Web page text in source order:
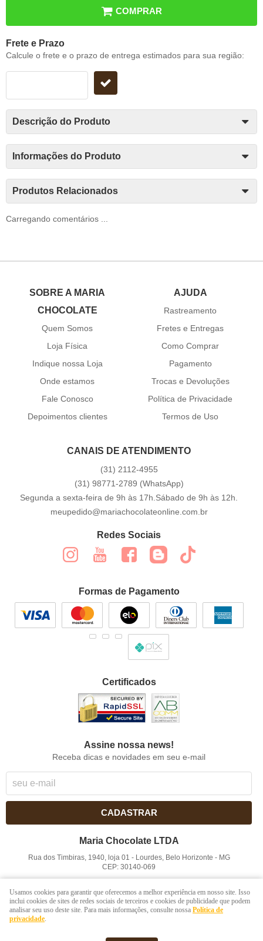
COMPRAR
Frete e Prazo
Calcule o frete e o prazo de entrega estimados para sua região:
Descrição do Produto
Informações do Produto
Produtos Relacionados
Carregando comentários ...
SOBRE A MARIA
CHOCOLATE
Quem Somos
Loja Física
Indique nossa Loja
Onde estamos
Fale Conosco
Depoimentos clientes
AJUDA
Rastreamento
Fretes e Entregas
Como Comprar
Pagamento
Trocas e Devoluções
Política de Privacidade
Termos de Uso
CANAIS DE ATENDIMENTO
(31) 2112-4955
(31) 98771-2789 (WhatsApp)
Segunda a sexta-feira de 9h às 17h.Sábado de 9h às 12h.
meupedido@mariachocolateonline.com.br
Redes Sociais
Formas de Pagamento
Certificados
Assine nossa news!
Receba dicas e novidades em seu e-mail
CADASTRAR
Maria Chocolate LTDA
Rua dos Timbiras, 1940, loja 01 - Lourdes, Belo Horizonte - MG
CEP: 30140-069
LOJA VIRTUAL CRIADA POR
Usamos cookies para garantir que oferecemos a melhor experiência em nosso site. Isso
inclui cookies de sites de redes sociais de terceiros e cookies de publicidade que podem
analisar seu uso deste site. Para mais informações, consulte nossa Política de
privacidade.